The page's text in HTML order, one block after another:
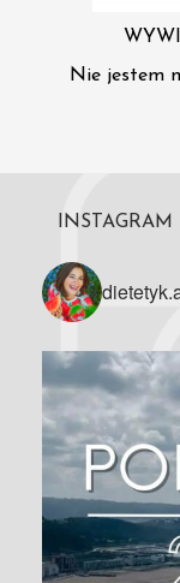
Nie jestem
INSTAGRAM